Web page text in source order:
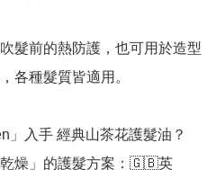
髮前的熱防護，也可用於造型
各種髮質皆適用。
」入手 經典山茶花護髮油？
乾燥」的護髮方案：🇬🇧英